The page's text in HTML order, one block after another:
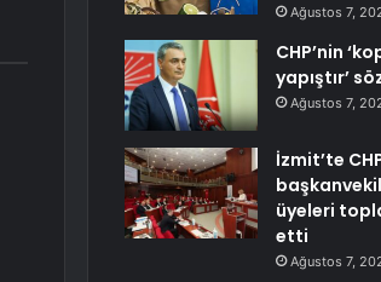
Ağustos 7,
CHP’nin
yapıştır’
Ağustos 7,
İzmit’te
üyeleri
etti
Ağustos 7,